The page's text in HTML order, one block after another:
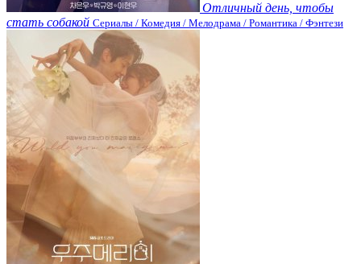
Отличный день, чтобы
стать собакой Сериалы / Комедия / Мелодрама / Романтика / Фэнтези